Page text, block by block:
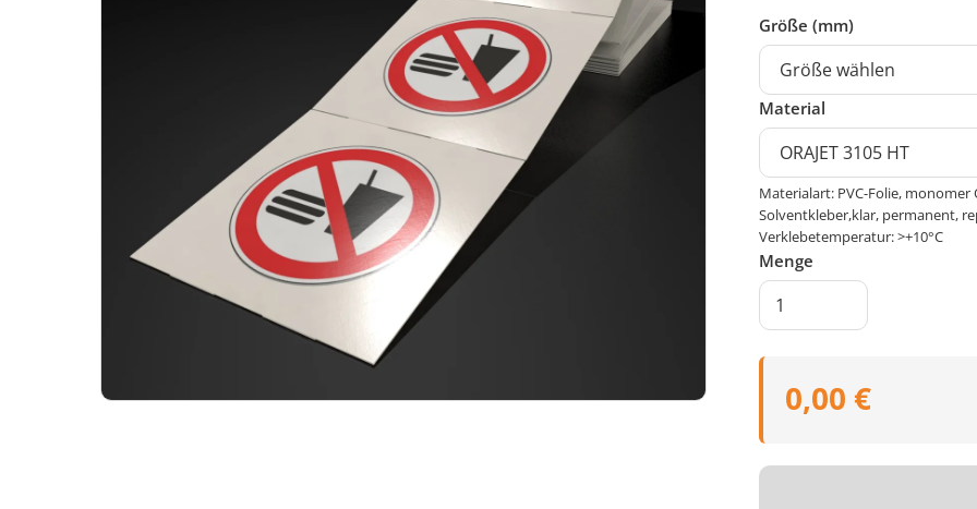
Größe (mm)
Material
Materialart: PVC-Folie, monomer
Solventkleber,klar, permanent,
Verklebetemperatur: >+10°C
Menge
0,00 €